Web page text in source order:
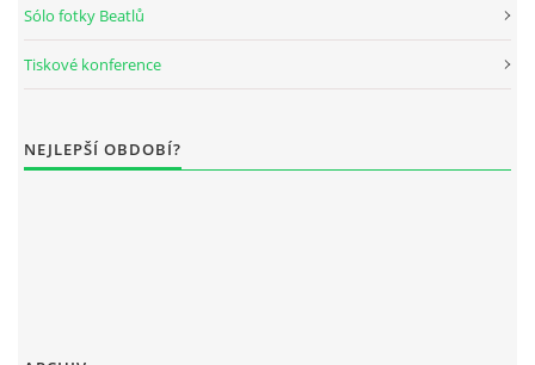
DISKOGRAFIE - BOOTLEGY III
DISKOGRAFIE - BOOTLEGY V
Sólo fotky Beatlů
Tiskové konference
NEJLEPŠÍ OBDOBÍ?